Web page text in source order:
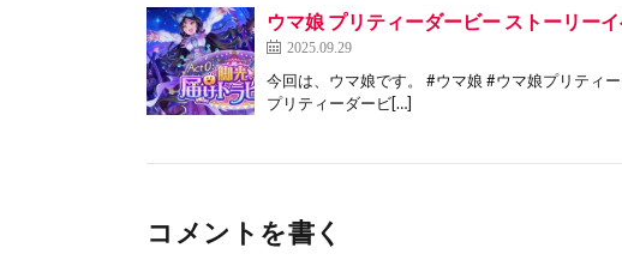
ウマ娘 プリティーダービー ストーリー
2025.09.29
今回は、ウマ娘です。 #ウマ娘 #ウマ娘プリティ
プリティーダービ[…]
コメントを書く